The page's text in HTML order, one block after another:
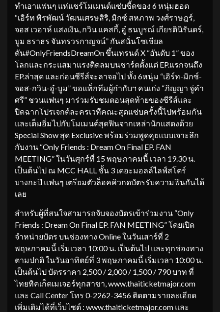
ทำเอาแฟนๆ แห่แชร์โมเมนต์แซ่บซี้ดของ 6 หนุ่มฮอต
“เอิร์ท พิรพัฒน์ วัฒนเศรษสิริ, มิกซ์ สหภาพ วงศ์ราษฎร์,
จอส เวอาห์ แสงเงิน, กวิน แคสกี้, อู๋ ธนบูรณ์ เกียรตินิรันดร์,
บูม ธราธร จันทรวรกาญจน์” กันสนั่นโซเชียล
ดัน#OnlyFriendsDreamOn ขึ้นเทรนด์ X “อันดับ 1” ของ
โลกและกระแสมาแรงติดลมบนชาร์ตตั้งแต่ EP.แรกจนถึง
EP.ล่าสุด และก่อนซีรีส์จะลาจอไป ทั้ง 6หนุ่ม “เอิร์ท-มิกซ์-
จอส-กวิน-อู๋-บูม” ขอแท็กทีมผู้กำกับฯ คนเก่ง “ภิญญา จู่คำ
ศรี” ชวนแฟนๆ มาร่วมรับชมตอนสุดท้ายของซีรีส์และ
ปิดฉากโปรเจกต์ละครเวทีคณะสุดแซ่บครั้งนี้ไปพร้อมกัน
และเต็มอิ่มไปกับโมเมนต์สุดฟินจากเหล่านักแสดงด้วย
Special Show สุด Exclusive พร้อมร่วมพูดคุยแบบเจาะลึก
กับงาน “Only Friends : Dream On Final EP. FAN
MEETING” ในวันศุกร์ที่ 15 พฤษภาคมนี้ เวลา 19.30 น.
เป็นต้นไป ณ MCC HALL ชั้น 3 เดอะมอลล์ไลฟ์สโตร์
บางกะปิ แฟนๆ เตรียมตัวล็อคคิวกดบัตรรับความฟินกันได้
เลย
สำหรับผู้ที่สนใจสามารถจับจองบัตรเข้าร่วมงาน “Only
Friends : Dream On Final EP. FAN MEETING” โดยเปิด
จำหน่ายบัตร บนช่องทาง Online ในวันเสาร์ที่ 2
พฤษภาคมนี้ เริ่มเวลา 10:00 น. เป็นต้นไป และทุกช่องทาง
ตามปกติ ในวันอาทิตย์ที่ 3 พฤษภาคมนี้ เริ่มเวลา 10:00 น.
เป็นต้นไป บัตรราคา 2,500 / 2,000 / 1,500 / 790 บาท ที่
ไทยทิคเก็ตเมเจอร์ทุกสาขา, www.thaiticketmajor.com
และ Call Center โทร 0-2262-3456 ติดตามรายละเอียด
เพิ่มเติมได้ที่เว็บไซต์ : www.thaiticketmajor.com และ